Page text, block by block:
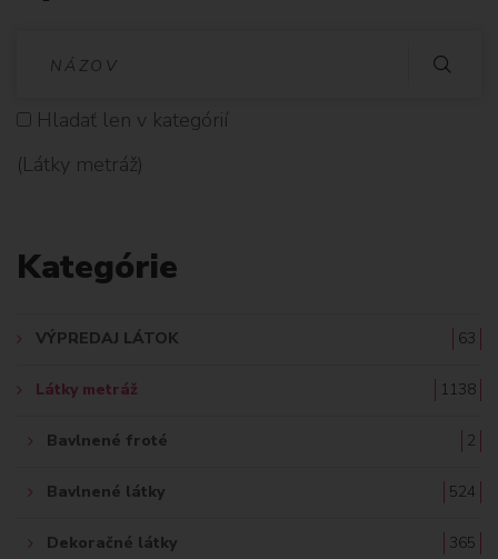
D
Hladať len v kategórií
(Látky metráž)
Kategórie
VÝPREDAJ LÁTOK 63
Látky metráž 1138
Bavlnené froté 2
Bavlnené látky 524
Dekoračné látky 365